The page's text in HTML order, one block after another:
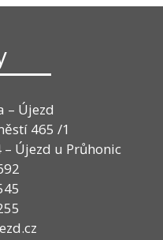
– Újezd
465 /1
– Újezd u Průhonic